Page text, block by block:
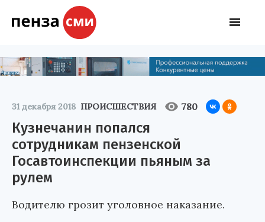
31 декабря 2018 ПРОИСШЕСТВИЯ 780
Кузнечанин попался
сотрудникам пензенской
Госавтоинспекции пьяным за
рулем
Водителю грозит уголовное наказание.